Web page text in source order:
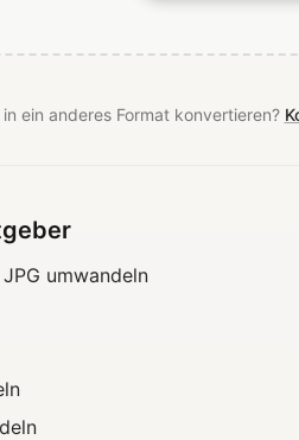
ein anderes Format konvertieren?
umwandeln